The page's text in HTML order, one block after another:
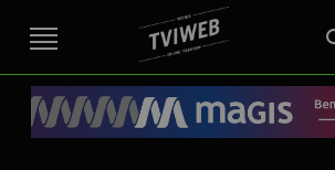
STREET TG CRONACA VENETO
VICENZA
AREA BERICA
ECONOMIA ATTUALITA’
EDITORIALE ITALIA E MONDO CURIOSITÀ –
SPORT
IL GRAFFIO FOOD & DRINK